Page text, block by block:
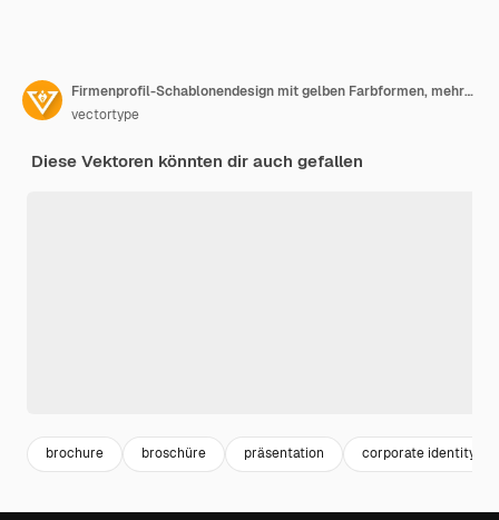
Firmenprofil-Schablonendesign mit gelben Farbformen, mehrseitiges Broschürendesign
vectortype
Diese Vektoren könnten dir auch gefallen
brochure broschüre präsentation corporate identity